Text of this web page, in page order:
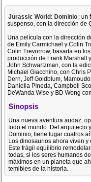
Jurassic World: Dominio ; un
suspenso, con la dirección de
Una película con la dirección
de Emily Carmichael y Colin
Colin Trevorrow, basada en
producción de Frank Marshall
John Schwartzman, con la
Michael Giacchino, con Chris
Dern, Jeff Goldblum,
Daniella Pineda, Campbell
DeWanda Wise y BD Wong
Sinopsis
Una nueva aventura audaz,
todo el mundo. Del arquitecto
Dominio, tiene lugar cuatros
Los dinosaurios ahora viven
Este frágil equilibrio
todas, si los seres humanos
máximos en un planeta que
temibles de la historia.